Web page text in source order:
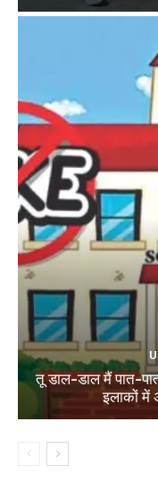
तू डाल-डाल मैं पात-
इलाकों में